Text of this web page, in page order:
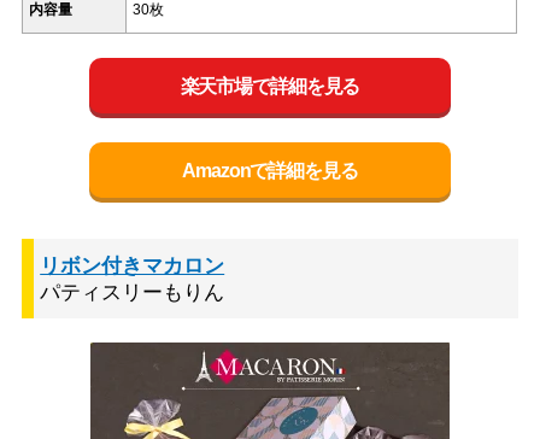
内容量 30枚
楽天市場で詳細を見る
Amazonで詳細を見る
リボン付きマカロン
パティスリーもりん